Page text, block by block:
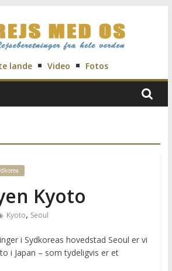
lande Video Fotos
Kyoto
Kyoto, Seoul
i Sydkoreas hovedstad Seoul er vi
i Japan – som tydeligvis er et